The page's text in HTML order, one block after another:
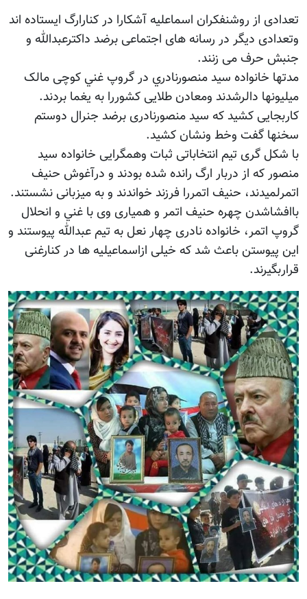
تعدادی از روشنفکران اسماعليه آشکارا در کنارارگ ايستاده اند
وتعدادی ديگر در رسانه های اجتماعی برضد داکترعبدالله و
جنبش حرف می زنند.
مدتها خانواده سيد منصورنادري در گروپ غني کوچی مالک
ميليونها دالرشدند ومعادن طلايی کشوررا به يغما بردند.
کاربجایی کشيد که سيد منصورنادری برضد جنرال دوستم
سخنها گفت وخط ونشان کشيد.
با شکل گری تيم انتخاباتی ثبات وهمگرايی خانواده سيد
منصور که از دربار ارگ رانده شده بودند و درآغوش حنيف
اتمرلميدند، حنيف اتمررا فرزند خواندند و به ميزبانی نشستند.
باافشاشدن چهره حنيف اتمر و همياری وی با غني و انحلال
گروپ اتمر، خانواده نادری چهار نعل به تيم عبدالله پيوستند و
اين پيوستن باعث شد که خيلی ازاسماعيليه ها در کنارغنی
قراربگيرند.